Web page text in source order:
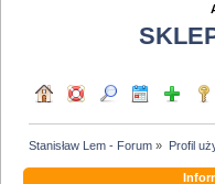
Stanisław Lem - Forum » Profil